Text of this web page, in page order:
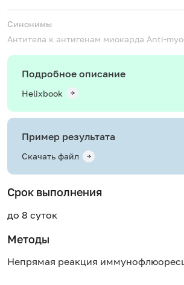
Синонимы
Антитела к антигенам миокарда Anti-
Подробное описание
Helixbook
Пример результата
Скачать файл
Срок выполнения
до 8 суток
Методы
Непрямая реакция